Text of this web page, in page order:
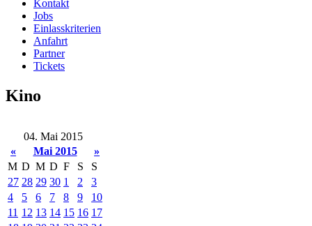
Kontakt
Jobs
Einlasskriterien
Anfahrt
Partner
Tickets
Kino
04. Mai 2015
«
Mai 2015
»
M D M D F S
S
27 28 29 30 1 2
3
4
5 6 7 8 9
10
11 12 13 14 15 16 17